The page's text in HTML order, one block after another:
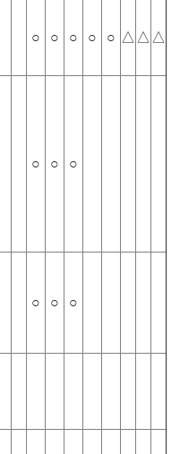
○ ○ ○ ○ ○ △ △ △
○ ○ ○
○ ○ ○